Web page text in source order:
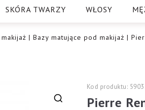
SKÓRA TWARZY WŁOSY
| Bazy matujące pod makijaż |
Kod produktu:
Pierre